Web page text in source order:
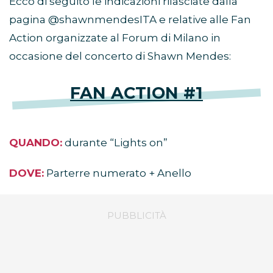
pagina @shawnmendesITA e relative alle Fan
Action organizzate al Forum di Milano in
occasione del concerto di Shawn Mendes:
FAN ACTION #1
QUANDO: durante “Lights on”
DOVE: Parterre numerato + Anello